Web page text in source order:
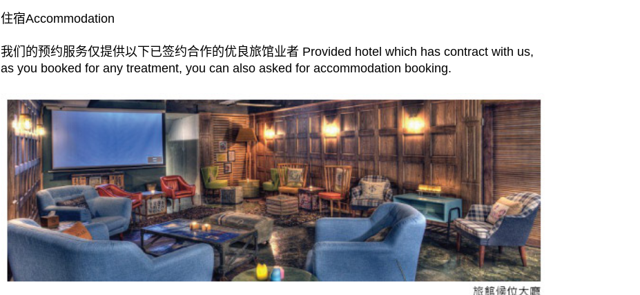
住宿Accommodation
我们的预约服务仅提供以下已签约合作的优良旅馆业者 Provided hotel which has contract with us,
as you booked for any treatment, you can also asked for accommodation booking.